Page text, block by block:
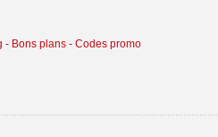
- Bons plans - Codes promo